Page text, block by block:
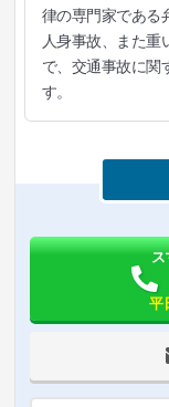
律の専門家である
人身事故、また重
で、交通事故に関
す。
ス
平